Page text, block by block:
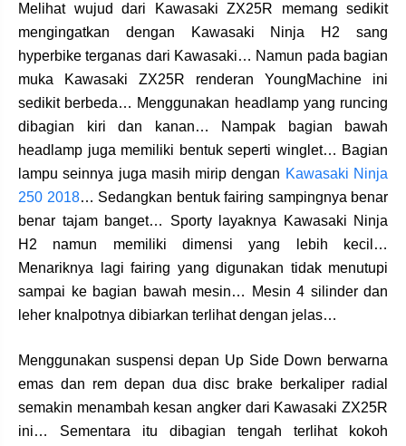
Melihat wujud dari Kawasaki ZX25R memang sedikit
mengingatkan dengan Kawasaki Ninja H2 sang
hyperbike terganas dari Kawasaki… Namun pada bagian
muka Kawasaki ZX25R renderan YoungMachine ini
sedikit berbeda… Menggunakan headlamp yang runcing
dibagian kiri dan kanan… Nampak bagian bawah
headlamp juga memiliki bentuk seperti winglet… Bagian
lampu seinnya juga masih mirip dengan Kawasaki Ninja
250 2018… Sedangkan bentuk fairing sampingnya benar
benar tajam banget… Sporty layaknya Kawasaki Ninja
H2 namun memiliki dimensi yang lebih kecil…
Menariknya lagi fairing yang digunakan tidak menutupi
sampai ke bagian bawah mesin… Mesin 4 silinder dan
leher knalpotnya dibiarkan terlihat dengan jelas…
Menggunakan suspensi depan Up Side Down berwarna
emas dan rem depan dua disc brake berkaliper radial
semakin menambah kesan angker dari Kawasaki ZX25R
ini… Sementara itu dibagian tengah terlihat kokoh